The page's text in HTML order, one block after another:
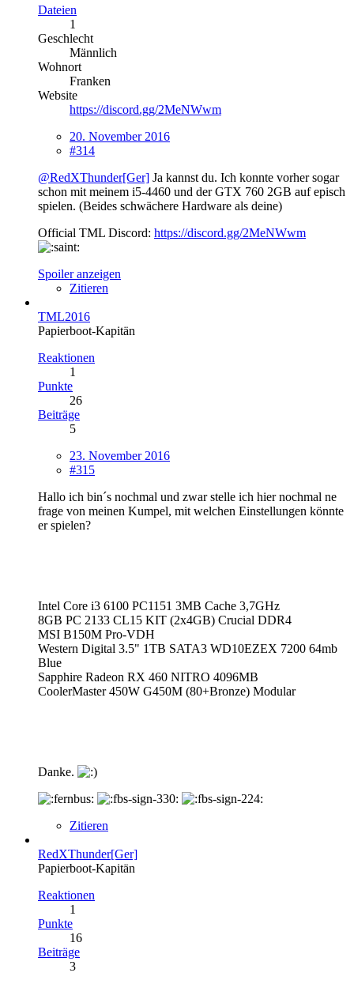
Dateien
1
Geschlecht
Männlich
Wohnort
Franken
Website
https://discord.gg/2MeNWwm
20. November 2016
#314
@RedXThunder[Ger] Ja kannst du. Ich konnte vorher sogar
schon mit meinem i5-4460 und der GTX 760 2GB auf episch
spielen. (Beides schwächere Hardware als deine)
Official TML Discord: https://discord.gg/2MeNWwm
Spoiler anzeigen
Zitieren
TML2016
Papierboot-Kapitän
Reaktionen
1
Punkte
26
Beiträge
5
23. November 2016
#315
Hallo ich bin´s nochmal und zwar stelle ich hier nochmal ne
frage von meinen Kumpel, mit welchen Einstellungen könnte
er spielen?
Intel Core i3 6100 PC1151 3MB Cache 3,7GHz
8GB PC 2133 CL15 KIT (2x4GB) Crucial DDR4
MSI B150M Pro-VDH
Western Digital 3.5" 1TB SATA3 WD10EZEX 7200 64mb
Blue
Sapphire Radeon RX 460 NITRO 4096MB
CoolerMaster 450W G450M (80+Bronze) Modular
Danke.
Zitieren
RedXThunder[Ger]
Papierboot-Kapitän
Reaktionen
1
Punkte
16
Beiträge
3